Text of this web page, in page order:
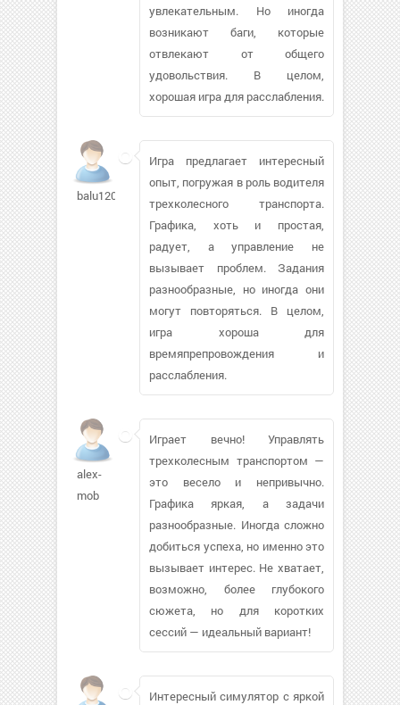
увлекательным. Но иногда
возникают баги, которые
отвлекают от общего
удовольствия. В целом,
хорошая игра для расслабления.
balu1208429
Игра предлагает интересный
опыт, погружая в роль водителя
трехколесного транспорта.
Графика, хоть и простая,
радует, а управление не
вызывает проблем. Задания
разнообразные, но иногда они
могут повторяться. В целом,
игра хороша для
времяпрепровождения и
расслабления.
alex-
mob
Играет вечно! Управлять
трехколесным транспортом —
это весело и непривычно.
Графика яркая, а задачи
разнообразные. Иногда сложно
добиться успеха, но именно это
вызывает интерес. Не хватает,
возможно, более глубокого
сюжета, но для коротких
сессий — идеальный вариант!
Интересный симулятор с яркой